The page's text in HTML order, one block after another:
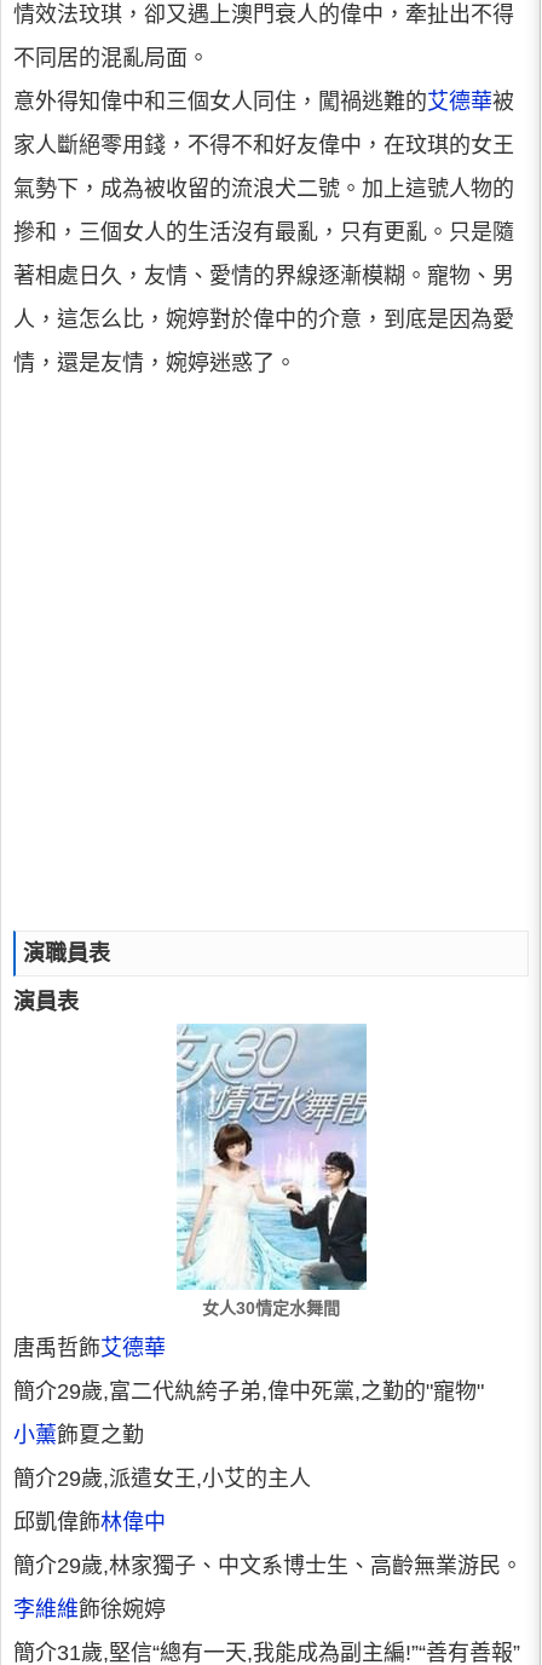
情效法玟琪，卻又遇上澳門衰人的偉中，牽扯出不得
不同居的混亂局面。
意外得知偉中和三個女人同住，闖禍逃難的艾德華被
家人斷絕零用錢，不得不和好友偉中，在玟琪的女王
氣勢下，成為被收留的流浪犬二號。加上這號人物的
摻和，三個女人的生活沒有最亂，只有更亂。只是隨
著相處日久，友情、愛情的界線逐漸模糊。寵物、男
人，這怎么比，婉婷對於偉中的介意，到底是因為愛
情，還是友情，婉婷迷惑了。
演職員表
演員表
女人30情定水舞間
唐禹哲飾艾德華
簡介29歲,富二代紈絝子弟,偉中死黨,之勤的"寵物"
小薰飾夏之勤
簡介29歲,派遣女王,小艾的主人
邱凱偉飾林偉中
簡介29歲,林家獨子、中文系博士生、高齡無業游民。
李維維飾徐婉婷
簡介31歲,堅信“總有一天,我能成為副主編!”“善有善報”